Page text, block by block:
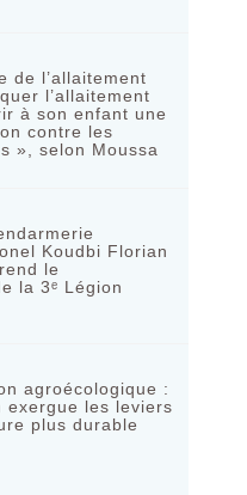
de l’allaitement
l’allaitement
à son enfant une
contre les
», selon Moussa
Koudbi Florian
le
la 3ᵉ Légion
agroécologique :
exergue les leviers
plus durable